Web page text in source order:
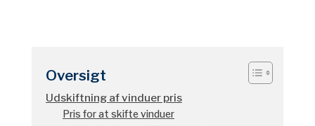
Oversigt
Udskiftning af vinduer pris
Pris for at skifte vinduer